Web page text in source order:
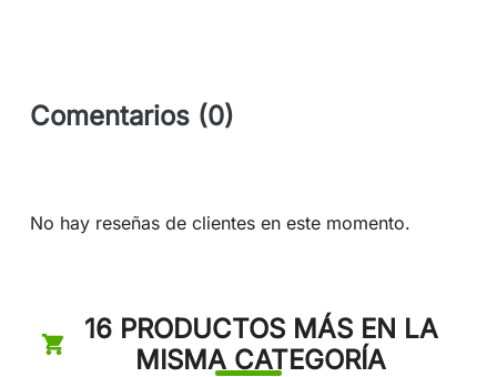
Comentarios (0)
No hay reseñas de clientes en este momento.
16 PRODUCTOS MÁS EN LA
MISMA CATEGORÍA